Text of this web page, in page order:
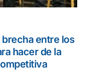
brecha entre los
hacer de la